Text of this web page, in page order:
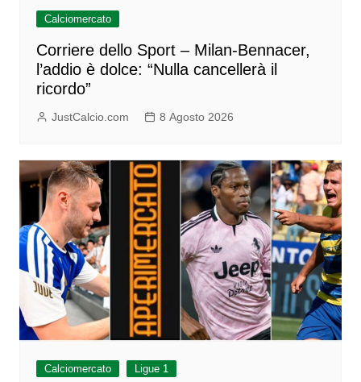
Calciomercato
Corriere dello Sport – Milan-Bennacer,
l’addio è dolce: “Nulla cancellerà il
ricordo”
JustCalcio.com 8 Agosto 2026
Calciomercato Ligue 1